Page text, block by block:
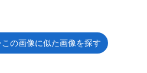
この画像に似た画像を探す